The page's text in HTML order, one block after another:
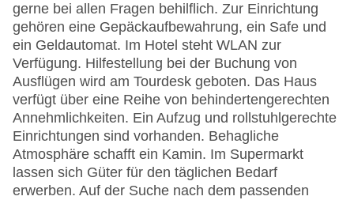
gerne bei allen Fragen behilflich. Zur Einrichtung
gehören eine Gepäckaufbewahrung, ein Safe und
ein Geldautomat. Im Hotel steht WLAN zur
Verfügung. Hilfestellung bei der Buchung von
Ausflügen wird am Tourdesk geboten. Das Haus
verfügt über eine Reihe von behindertengerechten
Annehmlichkeiten. Ein Aufzug und rollstuhlgerechte
Einrichtungen sind vorhanden. Behagliche
Atmosphäre schafft ein Kamin. Im Supermarkt
lassen sich Güter für den täglichen Bedarf
erwerben. Auf der Suche nach dem passenden